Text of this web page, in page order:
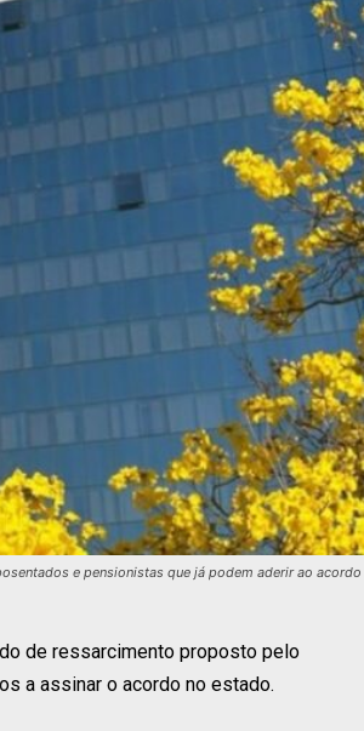
e pensionistas que já podem aderir ao acordo
de ressarcimento proposto pelo
a assinar o acordo no estado.